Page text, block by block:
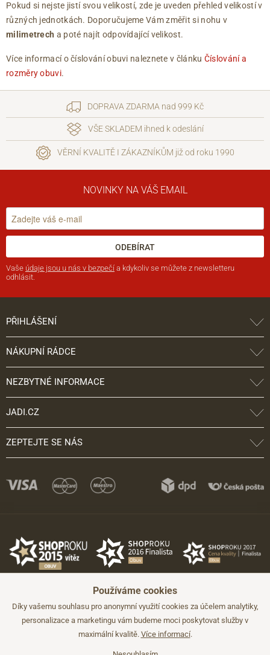
Pokud si nejste jistí svou velikostí, zde je uveden přehled velikostí v
různých jednotkách. Doporučujeme Vám změřit si nohu v
milimetrech a poté najít odpovídající velikost.
Více informací o číslování obuvi naleznete v článku Číslování a
rozměry obuvi.
DOPRAVA ZDARMA nad 999 Kč
VŠE SKLADEM ihned k odeslání
VĚRNÍ KVALITĚ I ZÁKAZNÍKŮM již od roku 1990
NOVINKY NA VÁŠ EMAIL
ODEBÍRAT
Vaše údaje jsou u nás v bezpečí a kdykoliv se můžete z newsletteru
odhlásit.
PŘIHLÁŠENÍ
NÁKUPNÍ RÁDCE
NEZBYTNÉ INFORMACE
JADI.CZ
ZEPTEJTE SE NÁS
©2026 JADI.cz. Užití materiálů bez souhlasu není možné.
Používáme cookies
Díky vašemu souhlasu pro anonymní využití cookies za účelem analytiky,
personalizace a marketingu vám budeme moci poskytovat služby v
maximální kvalitě. Více informací.